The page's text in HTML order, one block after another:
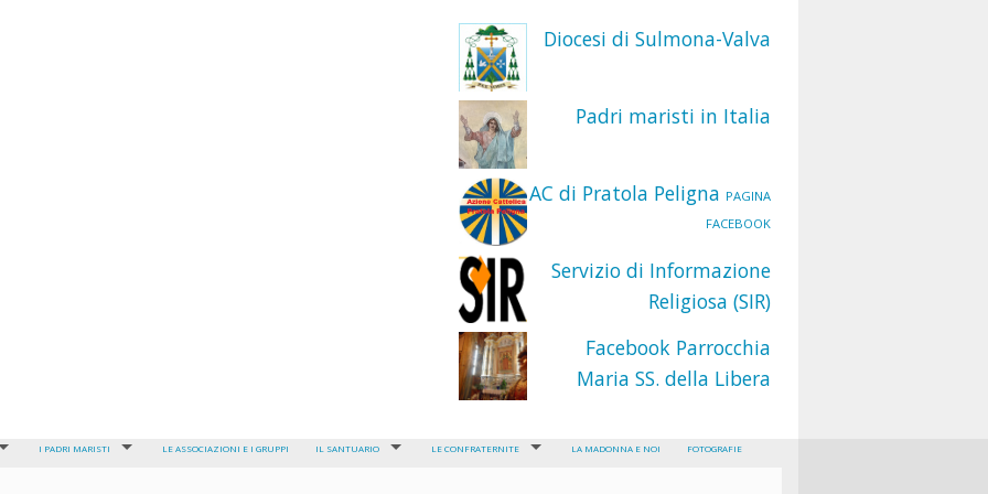
Diocesi di Sulmona-Valva
Padri maristi in Italia
AC di Pratola Peligna PAGINA
FACEBOOK
Servizio di Informazione
Religiosa (SIR)
Facebook Parrocchia
Maria SS. della Libera
I PADRI MARISTI
LE ASSOCIAZIONI E I GRUPPI
IL SANTUARIO
LE CONFRATERNITE
LA MADONNA E NOI
FOTOGRAFIE